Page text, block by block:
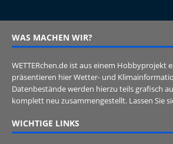
WAS MACHEN WIR?
WETTERchen.de ist aus einem Hobbyprojekt
präsentieren hier Wetter- und
Datenbestände werden hierzu teils grafisch
komplett neu zusammengestellt. Lassen Sie
WICHTIGE LINKS